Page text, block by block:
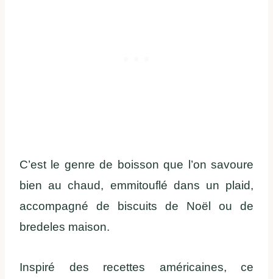
C’est le genre de boisson que l’on savoure
bien au chaud, emmitouflé dans un plaid,
accompagné de biscuits de Noël ou de
bredeles maison.
Inspiré des recettes américaines, ce